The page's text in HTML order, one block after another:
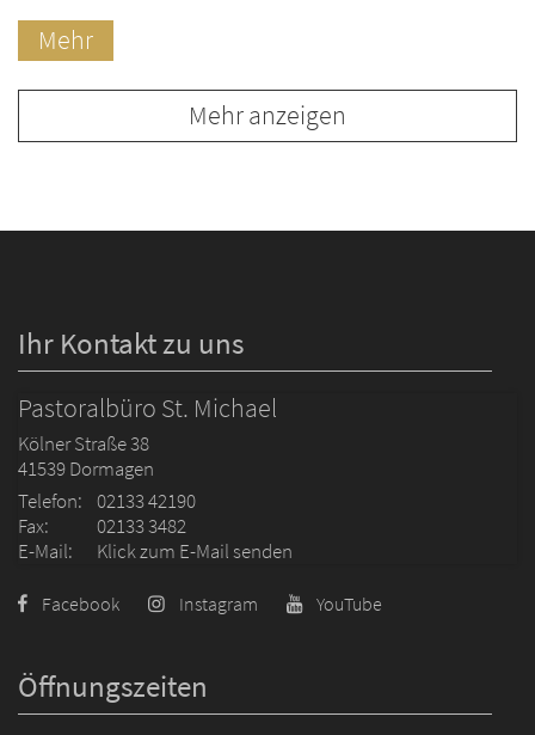
Mehr
Mehr anzeigen
Öffnungszeiten
Ihr Kontakt zu uns
Pastoralbüro St. Michael
Kölner Straße 38
41539Dormagen
Telefon: 02133 42190
Fax:
02133 3482
E-Mail:
Klick zum E-Mail senden
Facebook Instagram YouTube